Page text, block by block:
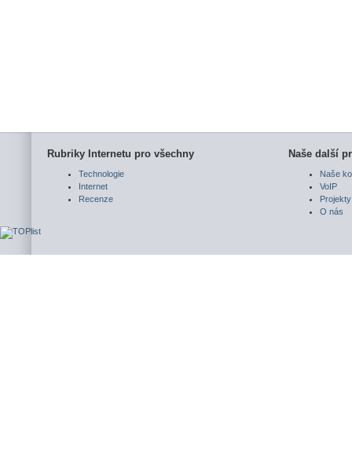
Rubriky Internetu pro všechny
Technologie
Internet
Recenze
Naše další
Naše
VoIP
Projekty
O nás